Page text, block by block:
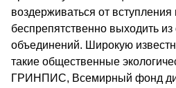
воздерживаться от
беспрепятственно выходить
объединений. Широкую
такие общественные
ГРИНПИС, Всемирный фонд